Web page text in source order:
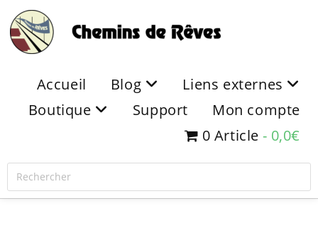
Accueil Blog
Liens externes
Boutique
Support
Mon compte
0 Article
0,0€